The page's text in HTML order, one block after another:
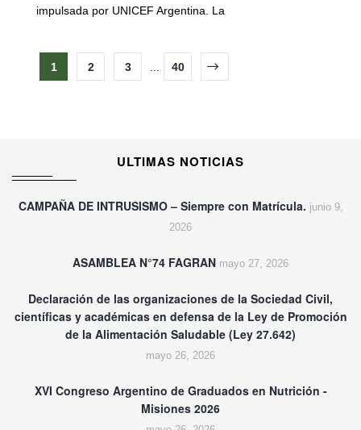
impulsada por UNICEF Argentina. La
1 2 3 40
ULTIMAS NOTICIAS
CAMPAÑA DE INTRUSISMO – Siempre con Matrícula. junio 9,
2026
ASAMBLEA N°74 FAGRAN mayo 27, 2026
Declaración de las organizaciones de la Sociedad Civil,
científicas y académicas en defensa de la Ley de Promoción
de la Alimentación Saludable (Ley 27.642)
mayo 26, 2026
XVI Congreso Argentino de Graduados en Nutrición -
Misiones 2026